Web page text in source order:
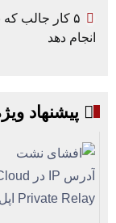
۵ کار جالب
انجام دهد
پیشنهاد